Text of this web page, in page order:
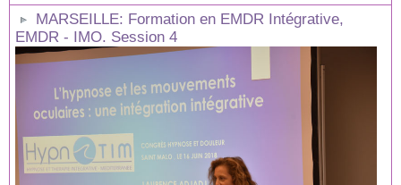
MARSEILLE: Formation en EMDR Intégrative,
EMDR - IMO. Session 4